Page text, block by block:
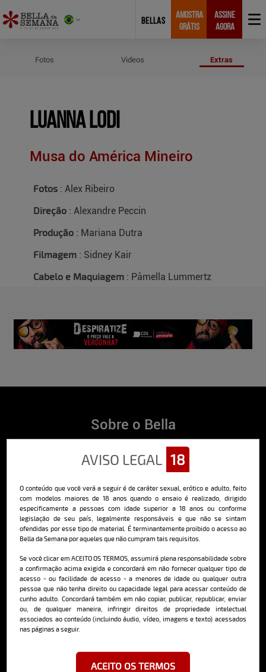
BELLAS
AMOSTRA
GRÁTIS
ASSINE
AGORA
Fotos Videos Extras
Luanna Lodi
Musa do América Mineiro
Fotos : Alex Ribeiro
Direção : Alexandre Peccin
Produção : Mariana Dutra
Filmagem : Sidney Kair
Cabelo e Maquiagem : Pâmella Lummertz
AVISO LEGAL 18
O conteúdo que você verá a seguir é de caráter sexual, erótico e adulto, feito
com modelos maiores de 18 anos quando o ensaio é realizado, dirigido
especificamente a pessoas com idade superior a 18 anos ou conforme
legislação de seu país, legalmente responsáveis e que não se sintam
ofendidas por esse tipo de material. É terminantemente proibido o acesso ao
Bella da Semana por aqueles que não cumpram tais requisitos.
Se você clicar em ACEITO OS TERMOS, assumirá plena responsabilidade sobre
a confirmação acima exigida e concordará em não fornecer qualquer tipo de
acesso - ou facilidade de acesso - a menores de idade ou qualquer outra
pessoa que não tenha direito ou capacidade legal para acessar conteúdo de
cunho adulto. Concordará também em não copiar, publicar, republicar, enviar
ou, de qualquer maneira, infringir direitos de propriedade intelectual
associados ao conteúdo (incluindo áudio, vídeo, imagens e texto) acessados
nas páginas a seguir.
ACEITO OS TERMOS
Sobre o Bella
O Bella da Semana é a maior e mais longeva revista masculina digital
do Brasil, com ensaios fotográficos e vídeos exclusivos de alta
qualidade, além de conteúdo editorial sobre saúde, esportes, moda,
comportamento, relacionamentos, tecnologia e erotismo.
Saiba mais
Cadastre-se e receba a mais
deliciosa newsletter da internet
Ao se cadastrar, você concorda em receber emails da Bella da Semana